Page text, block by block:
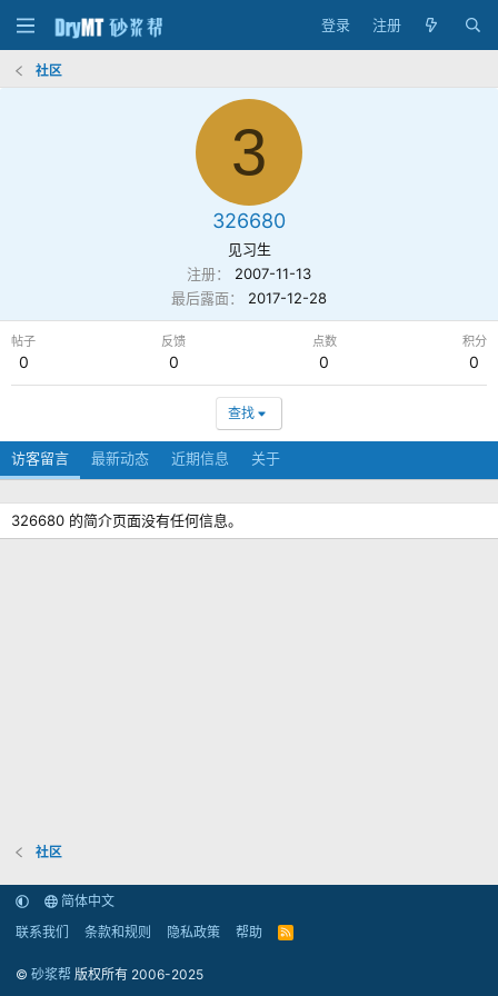
登录 注册
社区
3
326680
见习生
注册
2007-11-13
最后露面
2017-12-28
帖子
0
反馈
0
点数
0
积分
0
查找
访客留言 最新动态 近期信息 关于
326680 的简介页面没有任何信息。
社区
简体中文
联系我们
条款和规则 隐私政策 帮助
R
© 砂浆帮 版权所有 2006-2025